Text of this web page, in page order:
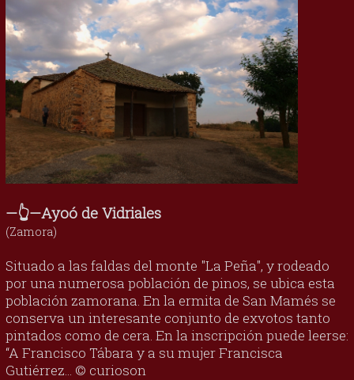
—👆—Ayoó de Vidriales
(Zamora)
Situado a las faldas del monte "La Peña", y rodeado
por una numerosa población de pinos, se ubica esta
población zamorana. En la ermita de San Mamés se
conserva un interesante conjunto de exvotos tanto
pintados como de cera. En la inscripción puede leerse:
“A Francisco Tábara y a su mujer Francisca
Gutiérrez... © curioson